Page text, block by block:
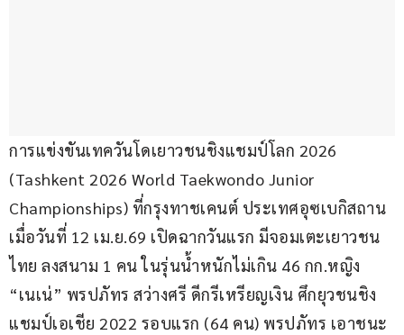
การแข่งขันเทควันโดเยาวชนชิงแชมป์โลก 2026
(Tashkent 2026 World Taekwondo Junior
Championships) ที่กรุงทาชเคนต์ ประเทศอุซเบกิสถาน
เมื่อวันที่ 12 เม.ย.69 เปิดฉากวันแรก มีจอมเตะเยาวชน
ไทย ลงสนาม 1 คน ในรุ่นน้ำหนักไม่เกิน 46 กก.หญิง
“เนเน่” พรปภัทร สว่างศรี ดีกรีเหรียญเงิน ศึกยุวชนชิง
แชมป์เอเชีย 2022 รอบแรก (64 คน) พรปภัทร เอาชนะ